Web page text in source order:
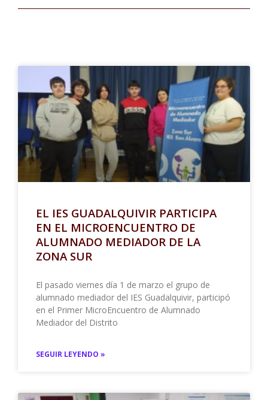
EL IES GUADALQUIVIR PARTICIPA
EN EL MICROENCUENTRO DE
ALUMNADO MEDIADOR DE LA
ZONA SUR
El pasado viernes día 1 de marzo el grupo de
alumnado mediador del IES Guadalquivir, participó
en el Primer MicroEncuentro de Alumnado
Mediador del Distrito
SEGUIR LEYENDO »